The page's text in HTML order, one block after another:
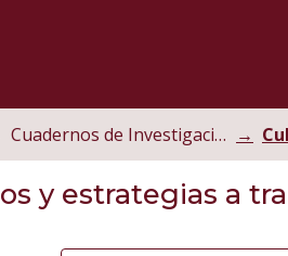
Cuadernos de Investigación Educativa
y estrategias a